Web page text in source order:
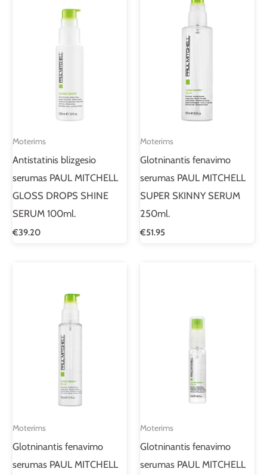
Moterims
Antistatinis blizgesio
serumas PAUL MITCHELL
GLOSS DROPS SHINE
SERUM 100ml.
€39.20
Moterims
Glotninantis fenavimo
serumas PAUL MITCHELL
SUPER SKINNY SERUM
250ml.
€51.95
Moterims
Glotninantis fenavimo
serumas PAUL MITCHELL
Moterims
Glotninantis fenavimo
serumas PAUL MITCHELL